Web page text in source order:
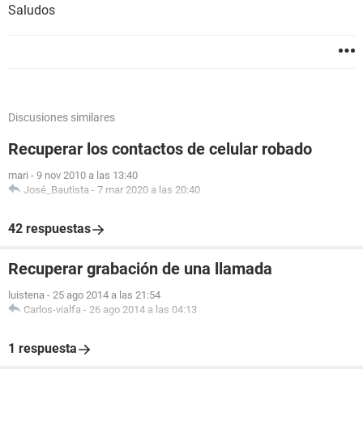
Saludos
Discusiones similares
Recuperar los contactos de celular robado
mari - 9 nov 2010 a las 13:40
José_Bautista - 7 mar 2020 a las 20:40
42 respuestas
Recuperar grabación de una llamada
luistena - 25 ago 2014 a las 21:54
Carlos-vialfa - 26 ago 2014 a las 04:13
1 respuesta